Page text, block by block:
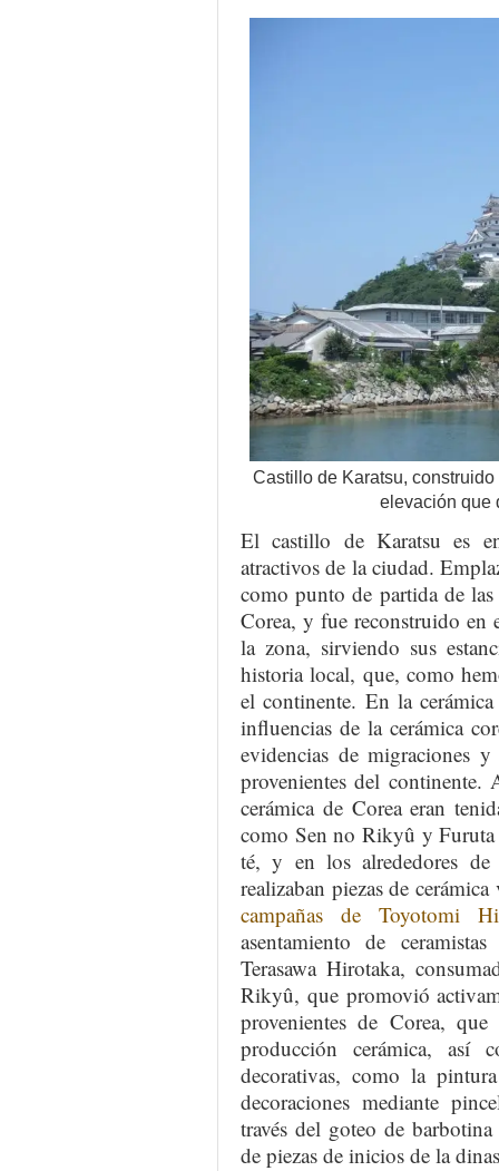
Castillo de Karatsu,
elevación que
El castillo de Karatsu es
atractivos de la ciudad.
como punto de partida de
Corea, y fue reconstruido en
la zona, sirviendo sus
historia local, que, como
el continente. En la
influencias de la cerámica
evidencias de migraciones y
provenientes del
cerámica de Corea eran
como Sen no Rikyû y Furuta
té, y en los alrededores de
realizaban piezas de
campañas de Toyotomi
asentamiento de
Terasawa Hirotaka,
Rikyû, que promovió
provenientes de Corea,
producción cerámica, así
decorativas, como la
decoraciones mediante
través del goteo de
de piezas de inicios de la